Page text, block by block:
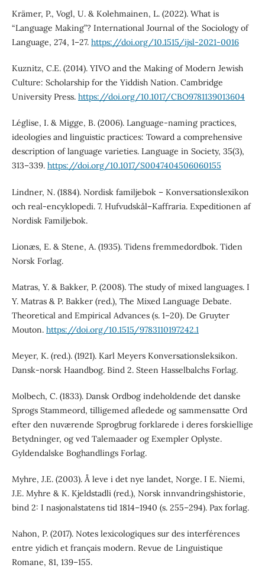
Krämer, P., Vogl, U. & Kolehmainen, L. (2022). What is
“Language Making”? International Journal of the Sociology of
Language, 274, 1–27. https://doi.org/10.1515/ijsl-2021-0016
Kuznitz, C.E. (2014). YIVO and the Making of Modern Jewish
Culture: Scholarship for the Yiddish Nation. Cambridge
University Press. https://doi.org/10.1017/CBO9781139013604
Léglise, I. & Migge, B. (2006). Language-naming practices,
ideologies and linguistic practices: Toward a comprehensive
description of language varieties. Language in Society, 35(3),
313–339. https://doi.org/10.1017/S0047404506060155
Lindner, N. (1884). Nordisk familjebok – Konversationslexikon
och real-encyklopedi. 7. Hufvudskål–Kaffraria. Expeditionen af
Nordisk Familjebok.
Lionæs, E. & Stene, A. (1935). Tidens fremmedordbok. Tiden
Norsk Forlag.
Matras, Y. & Bakker, P. (2008). The study of mixed languages. I
Y. Matras & P. Bakker (red.), The Mixed Language Debate.
Theoretical and Empirical Advances (s. 1–20). De Gruyter
Mouton. https://doi.org/10.1515/9783110197242.1
Meyer, K. (red.). (1921). Karl Meyers Konversationsleksikon.
Dansk-norsk Haandbog. Bind 2. Steen Hasselbalchs Forlag.
Molbech, C. (1833). Dansk Ordbog indeholdende det danske
Sprogs Stammeord, tilligemed afledede og sammensatte Ord
efter den nuværende Sprogbrug forklarede i deres forskiellige
Betydninger, og ved Talemaader og Exempler Oplyste.
Gyldendalske Boghandlings Forlag.
Myhre, J.E. (2003). Å leve i det nye landet, Norge. I E. Niemi,
J.E. Myhre & K. Kjeldstadli (red.), Norsk innvandringshistorie,
bind 2: I nasjonalstatens tid 1814–1940 (s. 255–294). Pax forlag.
Nahon, P. (2017). Notes lexicologiques sur des interférences
entre yidich et français modern. Revue de Linguistique
Romane, 81, 139–155.